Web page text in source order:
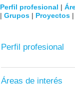
Perfil profesional |
| Grupos | Proyectos
Perfil profesional
Áreas de interés